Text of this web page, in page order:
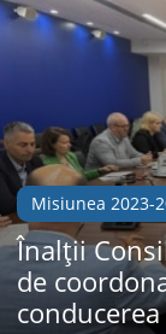
Misiunea 2023-
Înalții
de